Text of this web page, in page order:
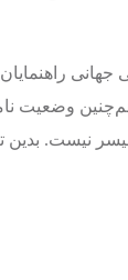
و هم‌چنین وضعیت
نیست. بدین